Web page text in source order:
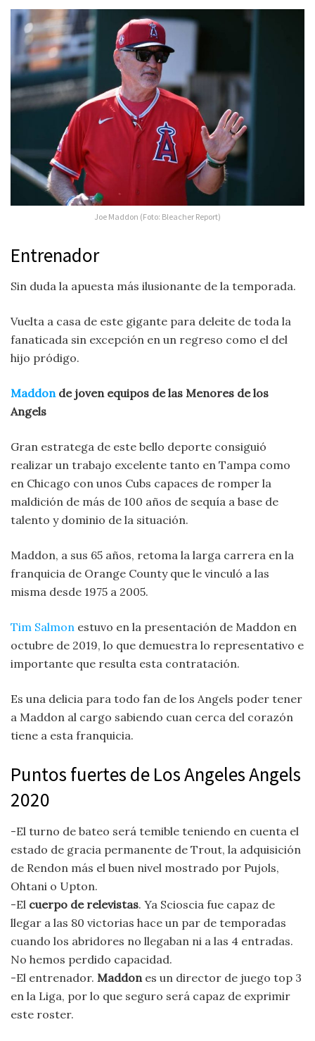
Joe Maddon (Foto: Bleacher Report)
Entrenador
Sin duda la apuesta más ilusionante de la temporada.
Vuelta a casa de este gigante para deleite de toda la
fanaticada sin excepción en un regreso como el del
hijo pródigo.
Maddonde joven equipos de las Menores de los
Angels
Gran estratega de este bello deporte consiguió
realizar un trabajo excelente tanto en Tampa como
en Chicago con unos Cubs capaces de romper la
maldición de más de 100 años de sequía a base de
talento y dominio de la situación.
Maddon, a sus 65 años, retoma la larga carrera en la
franquicia de Orange County que le vinculó a las
misma desde 1975 a 2005.
Tim Salmon estuvo en la presentación de Maddon en
octubre de 2019, lo que demuestra lo representativo e
importante que resulta esta contratación.
Es una delicia para todo fan de los Angels poder tener
a Maddon al cargo sabiendo cuan cerca del corazón
tiene a esta franquicia.
Puntos fuertes de Los Angeles Angels
2020
-El turno de bateo será temible teniendo en cuenta el
estado de gracia permanente de Trout, la adquisición
de Rendon más el buen nivel mostrado por Pujols,
Ohtani o Upton.
-El cuerpo de relevistas. Ya Scioscia fue capaz de
llegar a las 80 victorias hace un par de temporadas
cuando los abridores no llegaban ni a las 4 entradas.
No hemos perdido capacidad.
-El entrenador. Maddon es un director de juego top 3
en la Liga, por lo que seguro será capaz de exprimir
este roster.